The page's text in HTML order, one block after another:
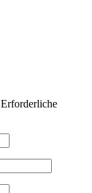
Erforderliche